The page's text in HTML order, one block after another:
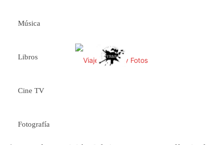
Música
Libros
Cine TV
Fotografía